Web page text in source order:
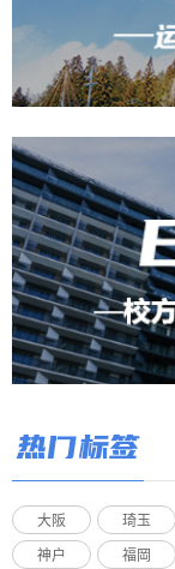
热门标签
大阪 琦玉
神户 福岡